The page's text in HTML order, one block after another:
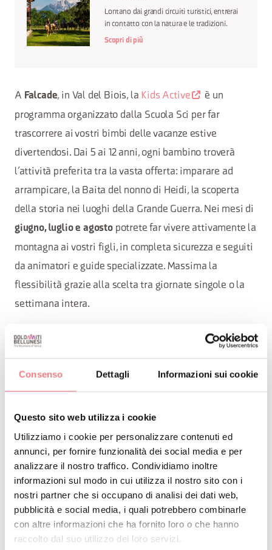
Consenso Dettagli Informazioni sui cookie
Questo sito web utilizza i cookie
Utilizziamo i cookie per personalizzare contenuti ed
annunci, per fornire funzionalità dei social media e per
analizzare il nostro traffico. Condividiamo inoltre
informazioni sul modo in cui utilizza il nostro sito con i
nostri partner che si occupano di analisi dei dati web,
pubblicità e social media, i quali potrebbero combinarle
con altre informazioni che ha fornito loro o che hanno
raccolto dal suo utilizzo dei loro servizi.
Lontano dai grandi circuiti turistici, entrerai
in contatto con la natura e le tradizioni.
Scopri di più
A Falcade, in Val del Biois, la Kids Active
è un
programma organizzato dalla Scuola Sci per far
trascorrere ai vostri bimbi delle vacanze estive
divertendosi. Dai 5 ai 12 anni, ogni bambino troverà
l’attività preferita tra la vasta offerta: imparare ad
arrampicare, la Baita del nonno di Heidi, la scoperta
della storia nei luoghi della Grande Guerra. Nei mesi di
giugno, luglio e agostopotrete far vivere attivamente la
montagna ai vostri figli, in completa sicurezza e seguiti
da animatori e guide specializzate. Massima la
flessibilità grazie alla scelta tra giornate singole o la
settimana intera.
In Inverno la
, una settimana bianca creata a
misura di ragazzi e bambini per imparare a sciare o a
perfezionarsi unendo scuola, spettacoli e giochi sulla
neve. Infine, afine agosto,laWeek 4 Kids Summer
sulle cime del Focobon e sui sentieri geologici alla
scoperta di fossili nelle Dolomiti Patrimonio UNESCO.
Falcade
Divertimento e relax a contatto con la natura,
la storia e la cultura del luogo.